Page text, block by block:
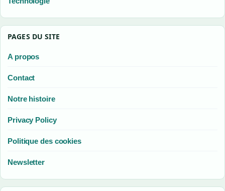
PAGES DU SITE
A propos
Contact
Notre histoire
Privacy Policy
Politique des cookies
Newsletter